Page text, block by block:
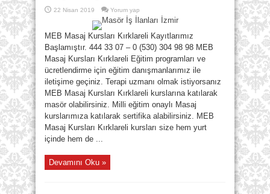
22 Nisan 2019 Yorum yap
MEB Masaj Kursları Kırklareli Kayıtlarımız
Başlamıştır. 444 33 07 – 0 (530) 304 98 98 MEB
Masaj Kursları Kırklareli Eğitim programları ve
ücretlendirme için eğitim danışmanlarımız ile
iletişime geçiniz. Terapi uzmanı olmak istiyorsanız
MEB Masaj Kursları Kırklareli kurslarına katılarak
masör olabilirsiniz. Milli eğitim onaylı Masaj
kurslarımıza katılarak sertifika alabilirsiniz. MEB
Masaj Kursları Kırklareli kursları size hem yurt
içinde hem de ...
Devamını Oku »